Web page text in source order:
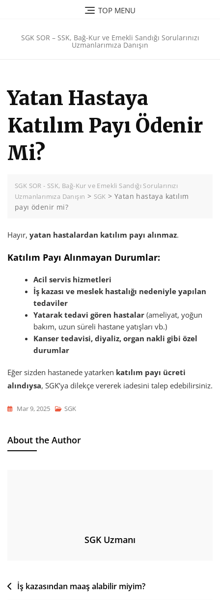
TOP MENU
SGK SOR – SSK, Bağ-Kur ve Emekli Sandığı Sorularınızı
Uzmanlarımıza Danışın
Yatan Hastaya
Katılım Payı Ödenir
Mi?
SGK SOR - SSK, Bağ-Kur ve Emekli Sandığı Sorularınızı
Uzmanlarımıza Danışın > SGK >Yatan hastaya katılım
payı ödenir mi?
Hayır, yatan hastalardan katılım payı alınmaz.
Katılım Payı Alınmayan Durumlar:
Acil servis hizmetleri
İş kazası ve meslek hastalığı nedeniyle yapılan
tedaviler
Yatarak tedavi gören hastalar (ameliyat, yoğun
bakım, uzun süreli hastane yatışları vb.)
Kanser tedavisi, diyaliz, organ nakli gibi özel
durumlar
Eğer sizden hastanede yatarken katılım payı ücreti
alındıysa, SGK’ya dilekçe vererek iadesini talep edebilirsiniz.
Mar 9, 2025 SGK
About the Author
SGK Uzmanı
Yazıİş kazasından maaş alabilir miyim?